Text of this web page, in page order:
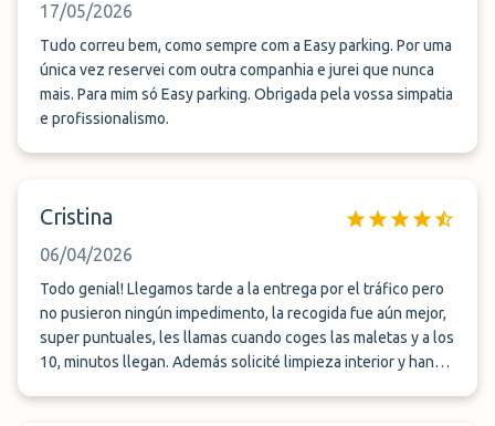
17/05/2026
Tudo correu bem, como sempre com a Easy parking. Por uma
única vez reservei com outra companhia e jurei que nunca
mais. Para mim só Easy parking. Obrigada pela vossa simpatia
e profissionalismo.
Cristina
06/04/2026
Todo genial! Llegamos tarde a la entrega por el tráfico pero
no pusieron ningún impedimento, la recogida fue aún mejor,
super puntuales, les llamas cuando coges las maletas y a los
10, minutos llegan. Además solicité limpieza interior y han